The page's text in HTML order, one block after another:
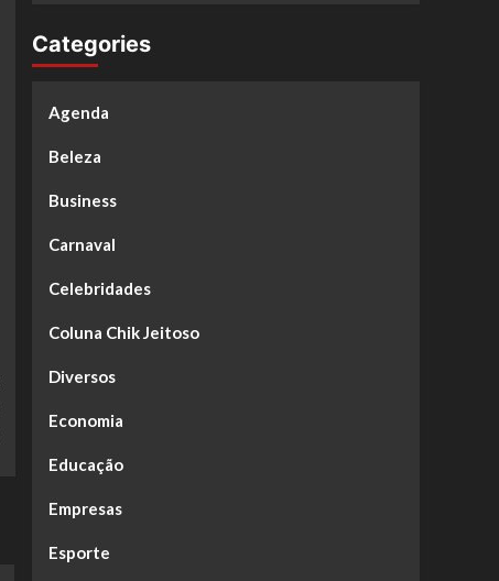
Categories
Agenda
Beleza
Business
Carnaval
Celebridades
Coluna Chik Jeitoso
Diversos
Economia
Educação
Empresas
Esporte